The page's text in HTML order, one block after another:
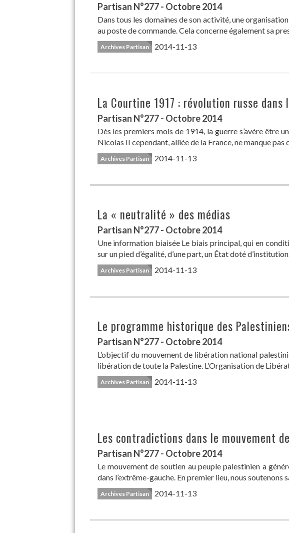
Partisan N°277 - Octobre 2014
Dans tous les domaines de son activité, une
au poste de commande. Cela concerne également sa
Archives Partisan 2014-11-13
La Courtine 1917 : révolution russe dans
Partisan N°277 - Octobre 2014
Dès les premiers mois de 1914, la guerre s’avère être
Nicolas II cependant, alliée de la France, ne manque pas
Archives Partisan 2014-11-13
La « neutralité » des médias
Partisan N°277 - Octobre 2014
Une information biaisée Le biais principal, qui en
sur un pied d’égalité, d’une part, un État doté
Archives Partisan 2014-11-13
Le programme historique des
Partisan N°277 - Octobre 2014
L’objectif du mouvement de libération national
libération de toute la Palestine. L’Organisation de
Archives Partisan 2014-11-13
Les contradictions dans le mouvement
Partisan N°277 - Octobre 2014
Le mouvement de soutien au peuple palestinien a
dans l’extrême-gauche. En premier lieu, nous soutenons
Archives Partisan 2014-11-13